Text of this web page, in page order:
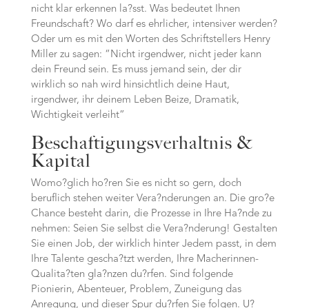
nicht klar erkennen la?sst. Was bedeutet Ihnen
Freundschaft? Wo darf es ehrlicher, intensiver werden?
Oder um es mit den Worten des Schriftstellers Henry
Miller zu sagen: “Nicht irgendwer, nicht jeder kann
dein Freund sein. Es muss jemand sein, der dir
wirklich so nah wird hinsichtlich deine Haut,
irgendwer, ihr deinem Leben Beize, Dramatik,
Wichtigkeit verleiht”
Beschaftigungsverhaltnis &
Kapital
Womo?glich ho?ren Sie es nicht so gern, doch
beruflich stehen weiter Vera?nderungen an. Die gro?e
Chance besteht darin, die Prozesse in Ihre Ha?nde zu
nehmen: Seien Sie selbst die Vera?nderung! Gestalten
Sie einen Job, der wirklich hinter Jedem passt, in dem
Ihre Talente gescha?tzt werden, Ihre Macherinnen-
Qualita?ten gla?nzen du?rfen. Sind folgende
Pionierin, Abenteuer, Problem, Zuneigung das
Anregung, und dieser Spur du?rfen Sie folgen. U?